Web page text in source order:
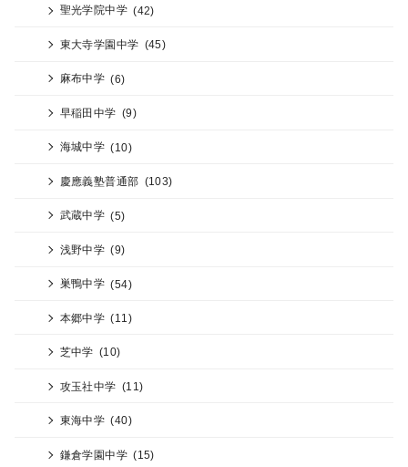
聖光学院中学 (42)
東大寺学園中学 (45)
麻布中学 (6)
早稲田中学 (9)
海城中学 (10)
慶應義塾普通部 (103)
武蔵中学 (5)
浅野中学 (9)
巣鴨中学 (54)
本郷中学 (11)
芝中学 (10)
攻玉社中学 (11)
東海中学 (40)
鎌倉学園中学 (15)